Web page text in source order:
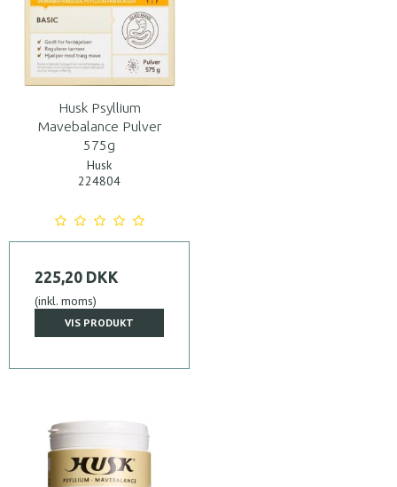
Husk Psyllium
Mavebalance Pulver
575g
Husk
224804
225,20 DKK
(inkl. moms)
VIS PRODUKT